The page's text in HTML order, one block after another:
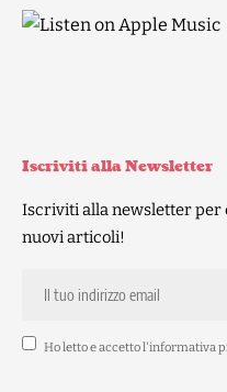
Iscriviti alla Newsletter
Iscriviti alla newsletter per
nuovi articoli!
Ho letto e accetto l'informativa